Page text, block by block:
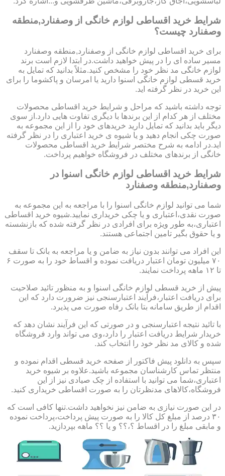
شرایط خرید اقساطی لوازم خانگی از وصفنارد,منطقه
وصفنارد چیست؟
برای خرید اقساطی لوازم خانگی از وصفنارد,منطقه وصفنارد
مسیر ساده ای را در پیش خواهید داشت.در ابتدا لازم است برند
لوازم خانگی مد نظر خود را مشخص کنید.مثلاً بدانید که تمایل به
خرید قسطی لوازم خانگی اسنوا دارید یا امرسان و پاکشوما را برای
این خرید در نظر گرفته اید.
توجه داشته باشید که مراحل و شرایط خرید اقساطی محصولات
مختلف از هر کدام از این برندها با دیگری تفاوت هایی دارد.از سوی
دیگر باید بدانید که تمایل دارید خریدهای خود را از این مجموعه به
صورت چکی انجام دهید و یا شیوه ی خرید اعتباری را در نظر گرفته
اید.در ادامه به شرح مختصر شرایط خرید اقساطی محصولات
خانگی از برندهای مختلف در فروشگاه خواهیم پرداخت.
شرایط خرید اقساطی لوازم خانگی اسنوا در
وصفنارد,منطقه وصفنارد
شما می توانید لوازم خانگی اسنوا را با مراجعه به این مجموعه به
صورت نقدی،اعتباری و یا چکی خریداری نمایید.شیوه خرید اقساطی
اعتباری،به طور ویژه برای افرادی در نظر گرفته شده که بازنشسته
و یا حقوق بگیر تامین اجتماعی هستند.
این افراد می توانند بدون نیاز به ضامن و یا مراجعه به بانک تا سقف
۷۰ میلیون تومان اعتبار دریافت نموده و اقساط خود را به صورت ۶
تا ۱۲ ماهه پرداخت نمایند.
پیش از خرید قسطی لوازم خانگی اسنوا و به منظور تائید صلاحیت
برای دریافت اعتبار،فرآیند اعتبارسنجی نیز ضرورت دارد که این
اقدام از طریق سامانه بتا بانک رفاه صورت می پذیرد.
با تائید نتیجه اعتبارسنجی و در صورتی که این فرآیند نشان دهد که
خریدار شرایط دریافت اعتبار را دارد،وی می تواند وارد فروشگاه
شده و کالای مد نظر خود را انتخاب کند.
سپس به دانلود پیش فاکتور از صفحه خرید قسطی اقدام نموده و
منتظر تماس کارشناسان مجموعه باشید.علاوه بر شیوه خرید
اعتباری،شما می توانید با استفاده از چک صیادی نیز از این
فروشگاه،کالاهای مدنظرتان را به صورت اقساطی خریداری کنید.
در این صورت نیازی به ضامن نیز نخواهید داشت.تنها کافی است که
۳۰ درصد از مبلغ کل کالا را به صورت پیش پرداخت،پرداخت نموده
و مابقی مبلغ را در اقساط ؟،؟؟ و یا ؟؟ ماهه بپردازید.